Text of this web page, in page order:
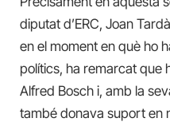
diputat d’ERC, Joan
en el moment en què ho
polítics, ha remarcat que
Alfred Bosch i, amb la
també donava suport en